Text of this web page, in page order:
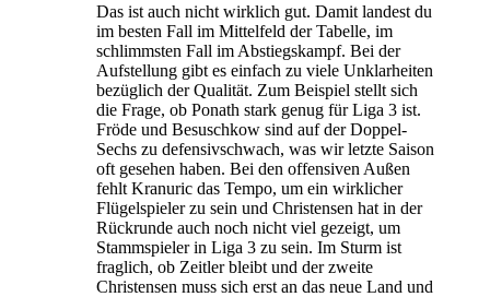
Das ist auch nicht wirklich gut. Damit landest du
im besten Fall im Mittelfeld der Tabelle, im
schlimmsten Fall im Abstiegskampf. Bei der
Aufstellung gibt es einfach zu viele Unklarheiten
bezüglich der Qualität. Zum Beispiel stellt sich
die Frage, ob Ponath stark genug für Liga 3 ist.
Fröde und Besuschkow sind auf der Doppel-
Sechs zu defensivschwach, was wir letzte Saison
oft gesehen haben. Bei den offensiven Außen
fehlt Kranuric das Tempo, um ein wirklicher
Flügelspieler zu sein und Christensen hat in der
Rückrunde auch noch nicht viel gezeigt, um
Stammspieler in Liga 3 zu sein. Im Sturm ist
fraglich, ob Zeitler bleibt und der zweite
Christensen muss sich erst an das neue Land und